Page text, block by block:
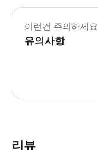
이런건 주의하세요
유의사항
리뷰